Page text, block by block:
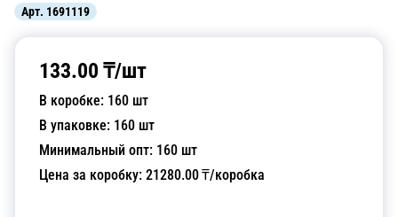
Арт. 1691119
133.00 ₸/шт
В коробке: 160 шт
В упаковке: 160 шт
Минимальный опт: 160 шт
Цена за коробку: 21280.00₸/коробка